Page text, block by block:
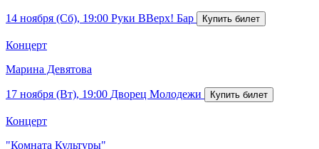
14 ноября (Сб), 19:00 Руки ВВерх! Бар
Концерт
Марина Девятова
17 ноября (Вт), 19:00 Дворец Молодежи
Концерт
"Комната Культуры"